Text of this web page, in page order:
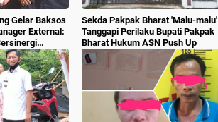
Gelar Baksos
External:
Sekda Pakpak Bharat 'Malu-malu'
Tanggapi Perilaku Bupati Pakpak
Bharat Hukum ASN Push Up